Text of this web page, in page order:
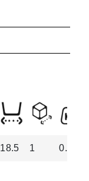
18.5 1 0.21